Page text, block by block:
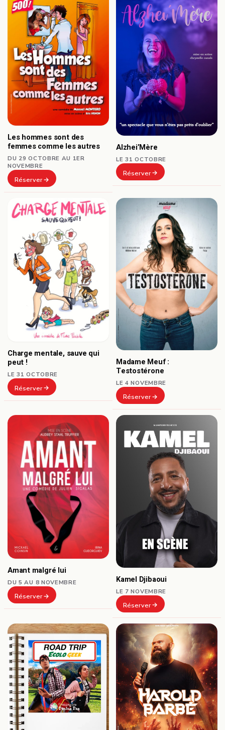
Les hommes sont des
femmes comme les autres
DU 29 OCTOBRE AU 1ER
NOVEMBRE
Réserver
Alzhei’Mère
LE 31 OCTOBRE
Réserver
Charge mentale, sauve qui
peut !
LE 31 OCTOBRE
Réserver
Madame Meuf :
Testostérone
LE 4 NOVEMBRE
Réserver
Amant malgré lui
DU 5 AU 8 NOVEMBRE
Réserver
Kamel Djibaoui
LE 7 NOVEMBRE
Réserver